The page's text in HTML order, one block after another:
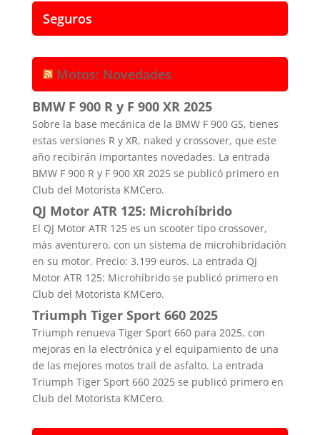
Seguros
Motos: Novedades
BMW F 900 R y F 900 XR 2025
Sobre la base mecánica de la BMW F 900 GS, tienes
estas versiones R y XR, naked y crossover, que este
año recibirán importantes novedades. La entrada
BMW F 900 R y F 900 XR 2025 se publicó primero en
Club del Motorista KMCero.
QJ Motor ATR 125: Microhíbrido
El QJ Motor ATR 125 es un scooter tipo crossover,
más aventurero, con un sistema de microhibridación
en su motor. Precio: 3.199 euros. La entrada QJ
Motor ATR 125: Microhíbrido se publicó primero en
Club del Motorista KMCero.
Triumph Tiger Sport 660 2025
Triumph renueva Tiger Sport 660 para 2025, con
mejoras en la electrónica y el equipamiento de una
de las mejores motos trail de asfalto. La entrada
Triumph Tiger Sport 660 2025 se publicó primero en
Club del Motorista KMCero.